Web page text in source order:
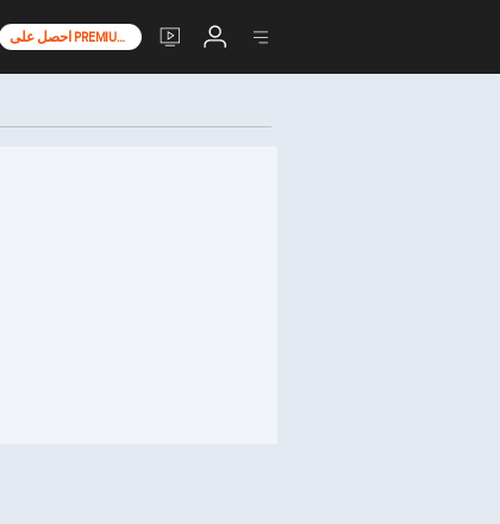
احصل على PREMIUM+